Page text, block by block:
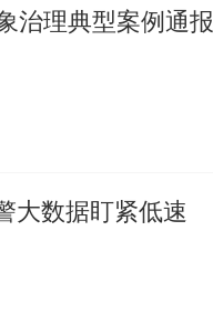
治理典型案例通报
大数据盯紧低速